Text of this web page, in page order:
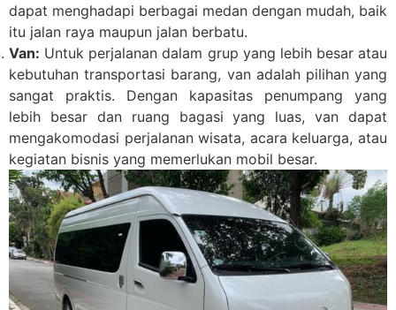
dapat menghadapi berbagai medan dengan mudah, baik
itu jalan raya maupun jalan berbatu.
Van: Untuk perjalanan dalam grup yang lebih besar atau
kebutuhan transportasi barang, van adalah pilihan yang
sangat praktis. Dengan kapasitas penumpang yang
lebih besar dan ruang bagasi yang luas, van dapat
mengakomodasi perjalanan wisata, acara keluarga, atau
kegiatan bisnis yang memerlukan mobil besar.